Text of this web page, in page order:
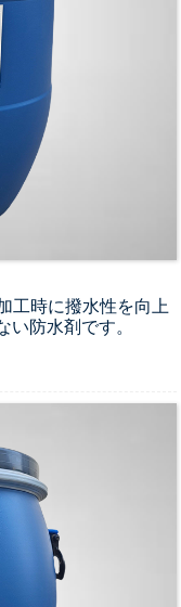
工時に撥水性を向上
い防水剤です。
使用されます。
互換性がありま